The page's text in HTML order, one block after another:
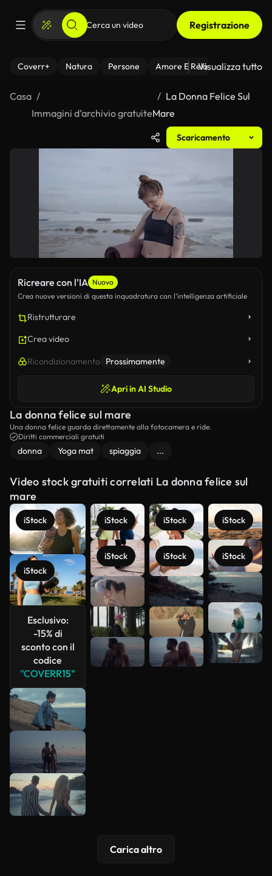
Registrazione
Coverr+ Natura Persone Amore E Relazioni Il
Visualizza tutto
Casa
Immagini d’archivio gratuite
La Donna Felice Sul
Mare
Scaricamento
Ricreare con l’IA Nuovo
Crea nuove versioni di questa inquadratura con l’intelligenza artificiale
Ristrutturare
Crea video
Ricondizionamento Prossimamente
Apri in AI Studio
La donna felice sul mare
Una donna felice guarda direttamente alla fotocamera e ride.
Diritti commerciali gratuiti
donna Yoga mat spiaggia ...
Video stock gratuiti correlati La donna felice sul
mare
iStock
iStock
Esclusivo:
-15% di
sconto con il
codice
"COVERR15"
iStock
iStock
iStock
iStock
iStock
iStock
Scopri di
più
Carica altro